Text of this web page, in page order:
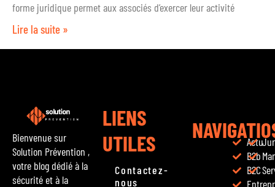
forme juridique permet aux associés d’exercer leur activité
Lire la suite »
Bienvenue sur
Solution Prévention ,
votre blog dédié à la
sécurité et à la
LIENS
UTILES
Contactez-
nous
Actu
B2b
B2C